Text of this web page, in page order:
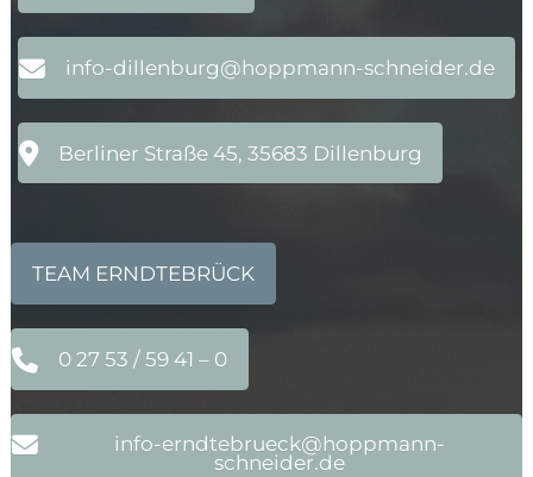
info-dillenburg@hoppmann-schneider.de
Berliner Straße 45, 35683 Dillenburg
TEAM ERNDTEBRÜCK
0 27 53 / 59 41 – 0
info-erndtebrueck@hoppmann-
schneider.de